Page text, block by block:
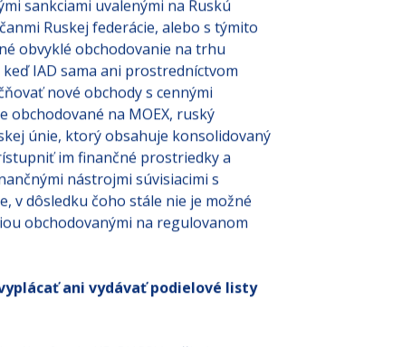
sankciami uvalenými na Ruskú
Ruskej federácie, alebo s týmito
obvyklé obchodovanie na trhu
IAD sama ani prostredníctvom
nové obchody s cennými
na MOEX, ruský
únie, ktorý obsahuje konsolidovaný
im finančné prostriedky a
nástrojmi súvisiacimi s
v dôsledku čoho stále nie je možné
obchodovanými na regulovanom
ani vydávať podielové listy